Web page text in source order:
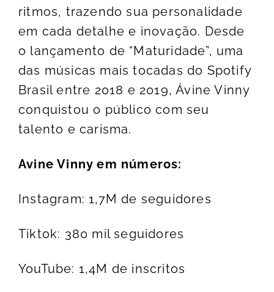
ritmos, trazendo sua personalidade
em cada detalhe e inovação. Desde
o lançamento de “Maturidade”, uma
das músicas mais tocadas do Spotify
Brasil entre 2018 e 2019, Ávine Vinny
conquistou o público com seu
talento e carisma.
Avine Vinny em números:
Instagram: 1,7M de seguidores
Tiktok: 380 mil seguidores
YouTube: 1,4M de inscritos